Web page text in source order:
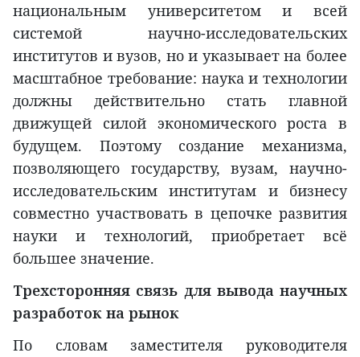
национальным университетом и всей
системой научно-исследовательских
институтов и вузов, но и указывает на более
масштабное требование: наука и технологии
должны действительно стать главной
движущей силой экономического роста в
будущем. Поэтому создание механизма,
позволяющего государству, вузам, научно-
исследовательским институтам и бизнесу
совместно участвовать в цепочке развития
науки и технологий, приобретает всё
большее значение.
Трехсторонняя связь для вывода научных
разработок на рынок
По словам заместителя руководителя